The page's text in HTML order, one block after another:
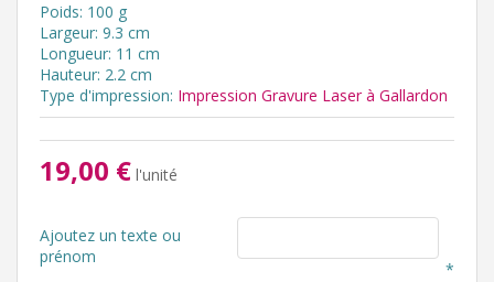
Poids: 100 g
Largeur: 9.3 cm
Longueur: 11 cm
Hauteur: 2.2 cm
Type d'impression: Impression Gravure Laser à Gallardon
19,00 € l'unité
Ajoutez un texte ou
prénom
*